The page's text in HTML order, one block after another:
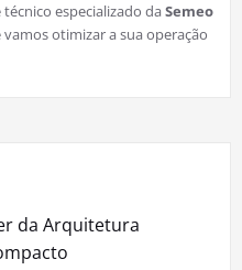
especializado daSemeo
otimizar a sua operação
da Arquitetura